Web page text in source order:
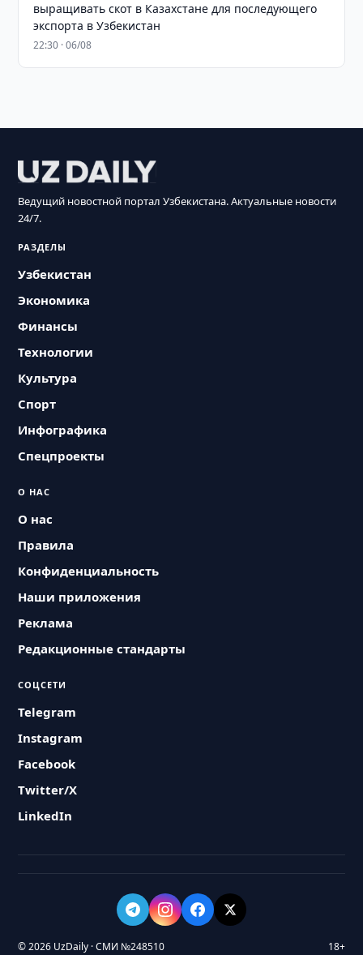
выращивать скот в Казахстане для последующего
экспорта в Узбекистан
22:30 · 06/08
Ведущий новостной портал Узбекистана. Актуальные новости
24/7.
РАЗДЕЛЫ
Узбекистан
Экономика
Финансы
Технологии
Культура
Спорт
Инфографика
Спецпроекты
О НАС
О нас
Правила
Конфиденциальность
Наши приложения
Реклама
Редакционные стандарты
СОЦСЕТИ
Telegram
Instagram
Facebook
Twitter/X
LinkedIn
© 2026 UzDaily · СМИ №248510 18+